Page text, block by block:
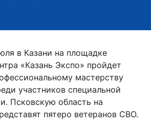
в Казани на площадке
«Казань Экспо» пройдет
мастерству
участников специальной
Псковскую область на
пятеро ветеранов СВО.